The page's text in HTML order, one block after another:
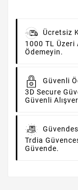
Ücretsiz
1000 TL Üzeri
Ödemeyin.
Güvenli
3D Secure
Güvenli
Trdia
Güvende.